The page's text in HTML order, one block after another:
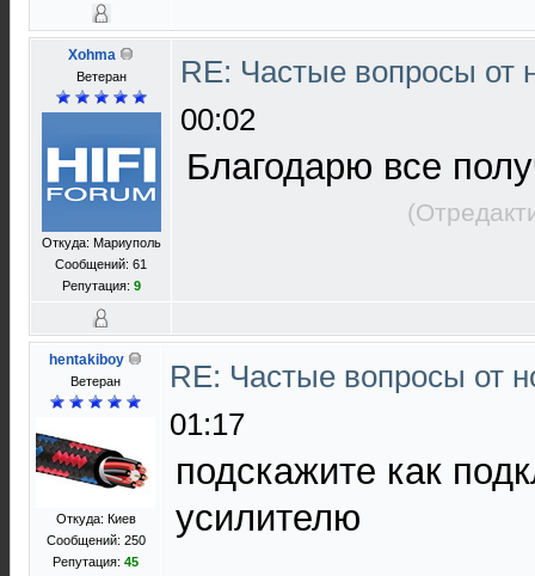
Xohma
Ветеран
Откуда: Мариуполь
Сообщений: 61
Репутация: 9
RE: Частые вопросы от
00:02
Благодарю все
hentakiboy
Ветеран
Откуда: Киев
Сообщений: 250
Репутация: 45
RE: Частые вопросы от
01:17
подскажите как
усилителю